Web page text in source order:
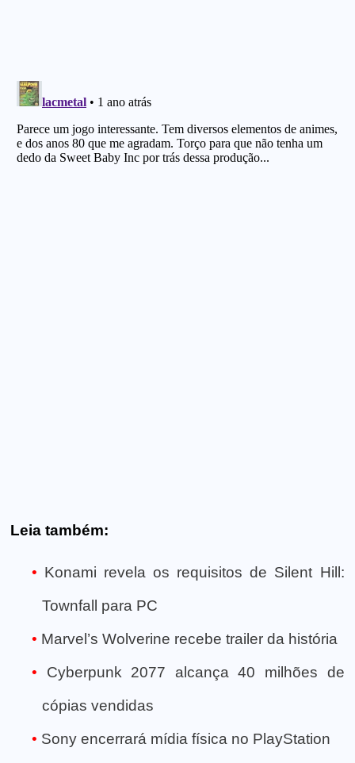
Leia também:
Konami revela os requisitos de Silent Hill:
Townfall para PC
Marvel’s Wolverine recebe trailer da história
Cyberpunk 2077 alcança 40 milhões de
cópias vendidas
Sony encerrará mídia física no PlayStation